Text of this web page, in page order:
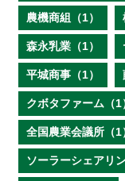
農機商組（1）
森永乳業（1）
平城商事（1）
クボタファーム（1
全国農業会議所（1
ソーラーシェアリ